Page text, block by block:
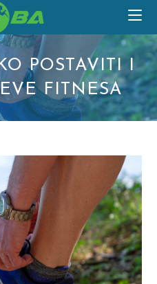
POSTAVITI I
FITNESA